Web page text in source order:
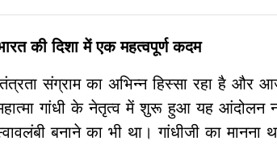
की दिशा में एक महत्वपूर्ण कदम
संग्राम का अभिन्न हिस्सा रहा है
गांधी के नेतृत्व में शुरू हुआ यह आंदोलन न
बनाने का भी था। गांधीजी का